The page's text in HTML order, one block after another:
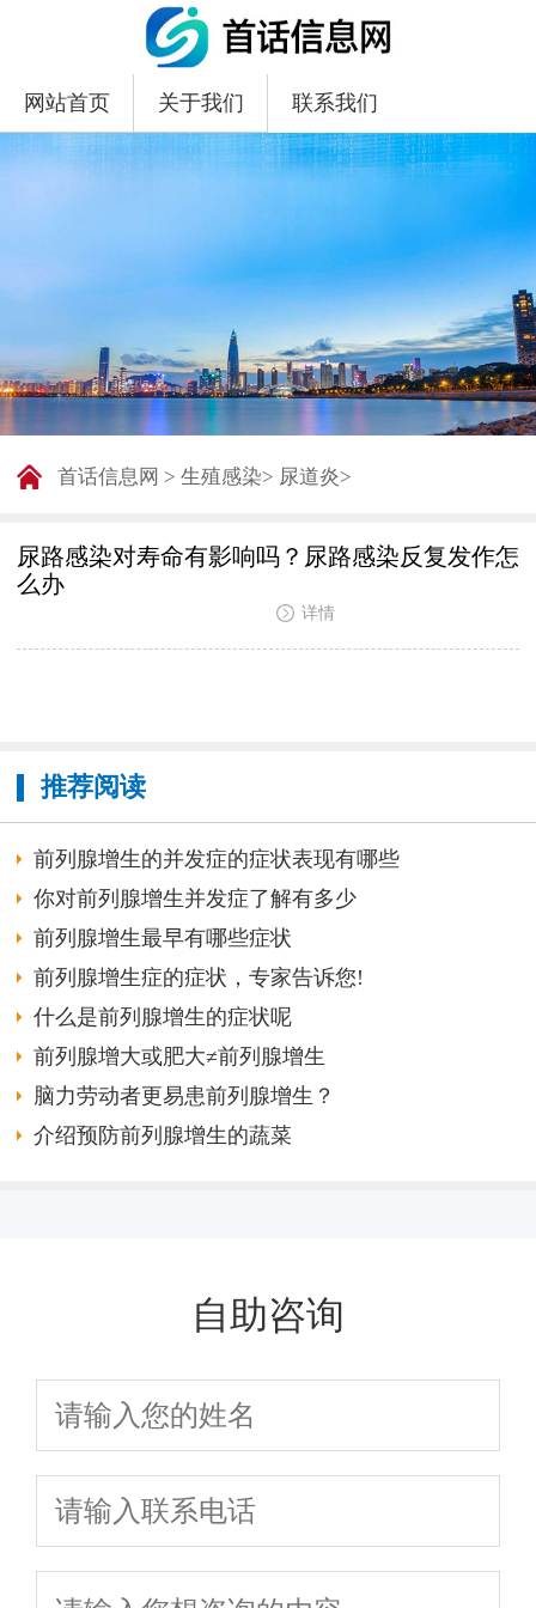
网站首页 关于我们 联系我们
首话信息网 > 生殖感染> 尿道炎>
尿路感染对寿命有影响吗？尿路感染反复发作怎
么办
详情
推荐阅读
前列腺增生的并发症的症状表现有哪些
你对前列腺增生并发症了解有多少
前列腺增生最早有哪些症状
前列腺增生症的症状，专家告诉您!
什么是前列腺增生的症状呢
前列腺增大或肥大≠前列腺增生
脑力劳动者更易患前列腺增生？
介绍预防前列腺增生的蔬菜
自助咨询